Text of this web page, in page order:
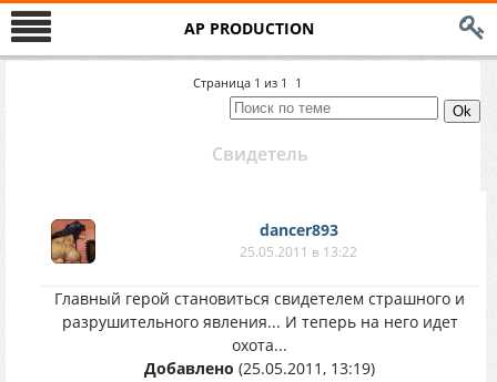
AP PRODUCTION
Страница 1 из 1 1
Свидетель
dancer893
25.05.2011 в 13:22
Главный герой становиться свидетелем страшного и
разрушительного явления... И теперь на него идет
охота...
Добавлено (25.05.2011, 13:19)